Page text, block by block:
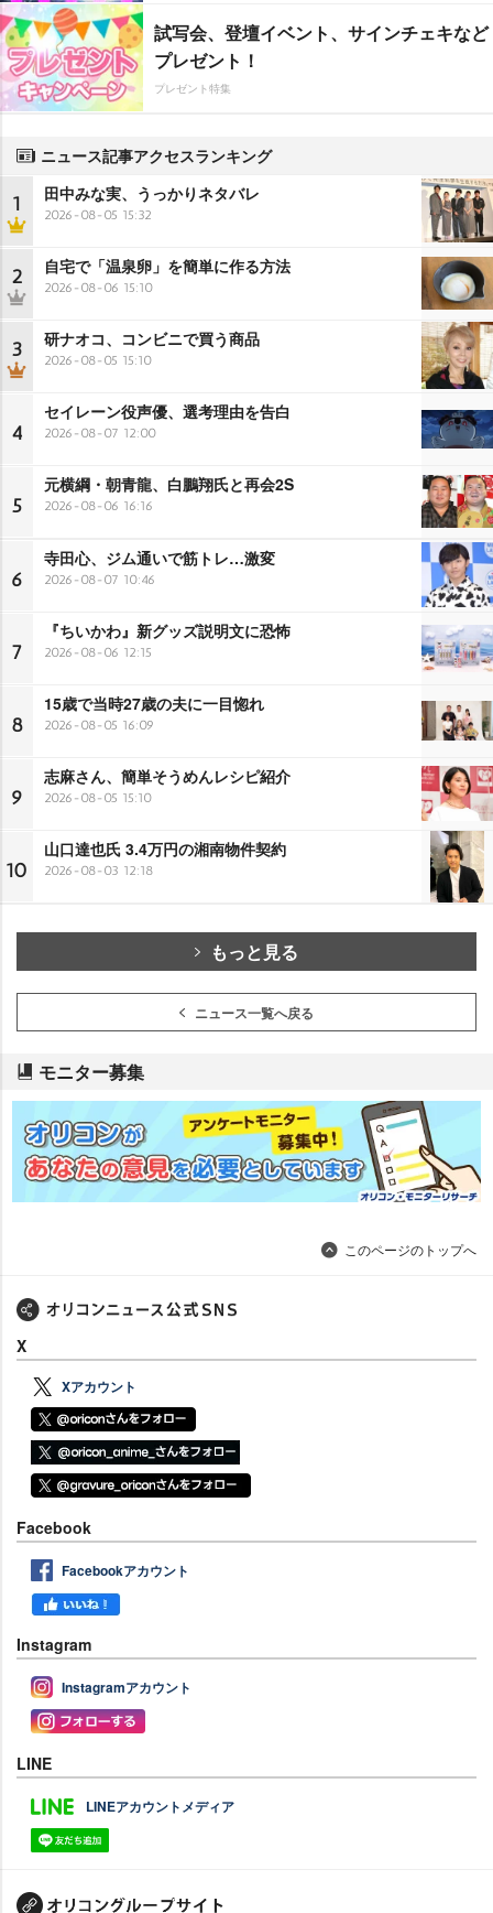
試写会、登壇イベント、サインチェキなど
プレゼント！
プレゼント特集
ニュース記事アクセスランキング
1 田中みな実、うっかりネタバレ
2026-08-05 15:32
2 自宅で「温泉卵」を簡単に作る方法
2026-08-06 15:10
3 研ナオコ、コンビニで買う商品
2026-08-05 15:10
4
セイレーン役声優、選考理由を告白
2026-08-07 12:00
5
元横綱・朝青龍、白鵬翔氏と再会2S
2026-08-06 16:16
6
寺田心、ジム通いで筋トレ…激変
2026-08-07 10:46
7
『ちいかわ』新グッズ説明文に恐怖
2026-08-06 12:15
8
15歳で当時27歳の夫に一目惚れ
2026-08-05 16:09
9
志麻さん、簡単そうめんレシピ紹介
2026-08-05 15:10
10
山口達也氏 3.4万円の湘南物件契約
2026-08-03 12:18
もっと見る
ニュース一覧へ戻る
モニター募集
このページのトップへ
X
Xアカウント
Facebook
Facebookアカウント
Instagram
Instagramアカウント
LINE
LINEアカウントメディア